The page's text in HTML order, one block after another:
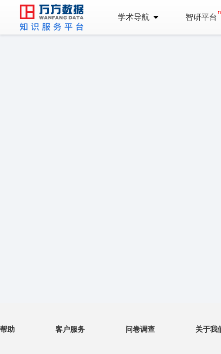
学术导航 智研平台
帮助 客户服务 问卷调查 关于我